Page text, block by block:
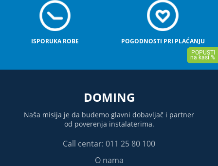
ISPORUKA ROBE POGODNOSTI PRI PLAĆANJU
DOMING
Naša misija je da budemo glavni dobavljač i partner
od poverenja instalaterima.
Call centar: 011 25 80 100
O nama